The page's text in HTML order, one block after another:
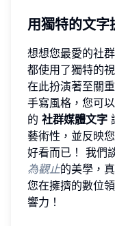
用獨特的文字
想想您最愛的社
都使用了獨特的
在此扮演著至關
手寫風格，您可
的 社群媒體文字
藝術性，並反映
好看而已！ 我們
為觀止的美學，
您在擁擠的數位
響力！